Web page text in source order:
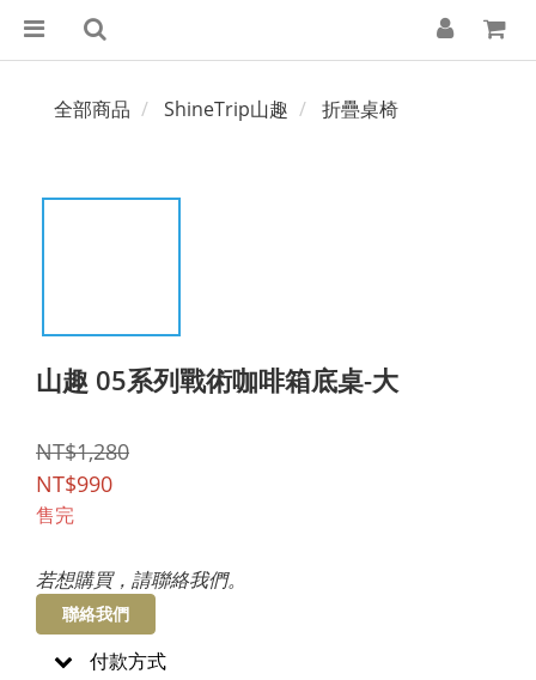
全部商品 ShineTrip山趣 折疊桌椅
山趣 05系列戰術咖啡箱底桌-大
NT$1,280
NT$990
售完
若想購買，請聯絡我們。
聯絡我們
付款方式